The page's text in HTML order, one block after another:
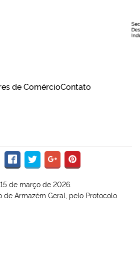
de ComércioContato
de março de 2026.
Armazém Geral, pelo Protocolo